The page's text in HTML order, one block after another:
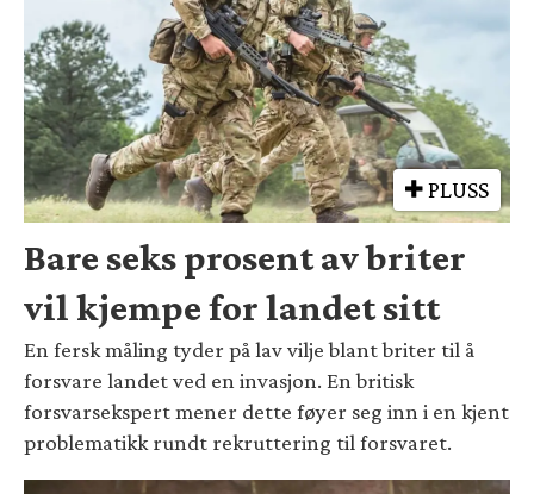
PLUSS
Bare seks prosent av briter
vil kjempe for landet sitt
En fersk måling tyder på lav vilje blant briter til å
forsvare landet ved en invasjon. En britisk
forsvarsekspert mener dette føyer seg inn i en kjent
problematikk rundt rekruttering til forsvaret.